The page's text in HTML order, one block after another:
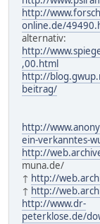
http://
online.de/
alternativ:
http://
,00.html
http://
beitrag/
http://
ein-verkanntes-
http://
muna.de/
↑ http://
↑ http://
http://www.dr-
peterklose.de/